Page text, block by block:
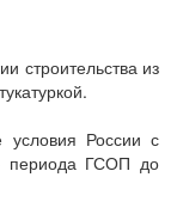
строительства из
условия России с
периода ГСОП до